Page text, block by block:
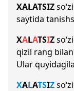
XALATSIZ
saytida
XALATSIZ
qizil rang
Ular
XALATSIZ